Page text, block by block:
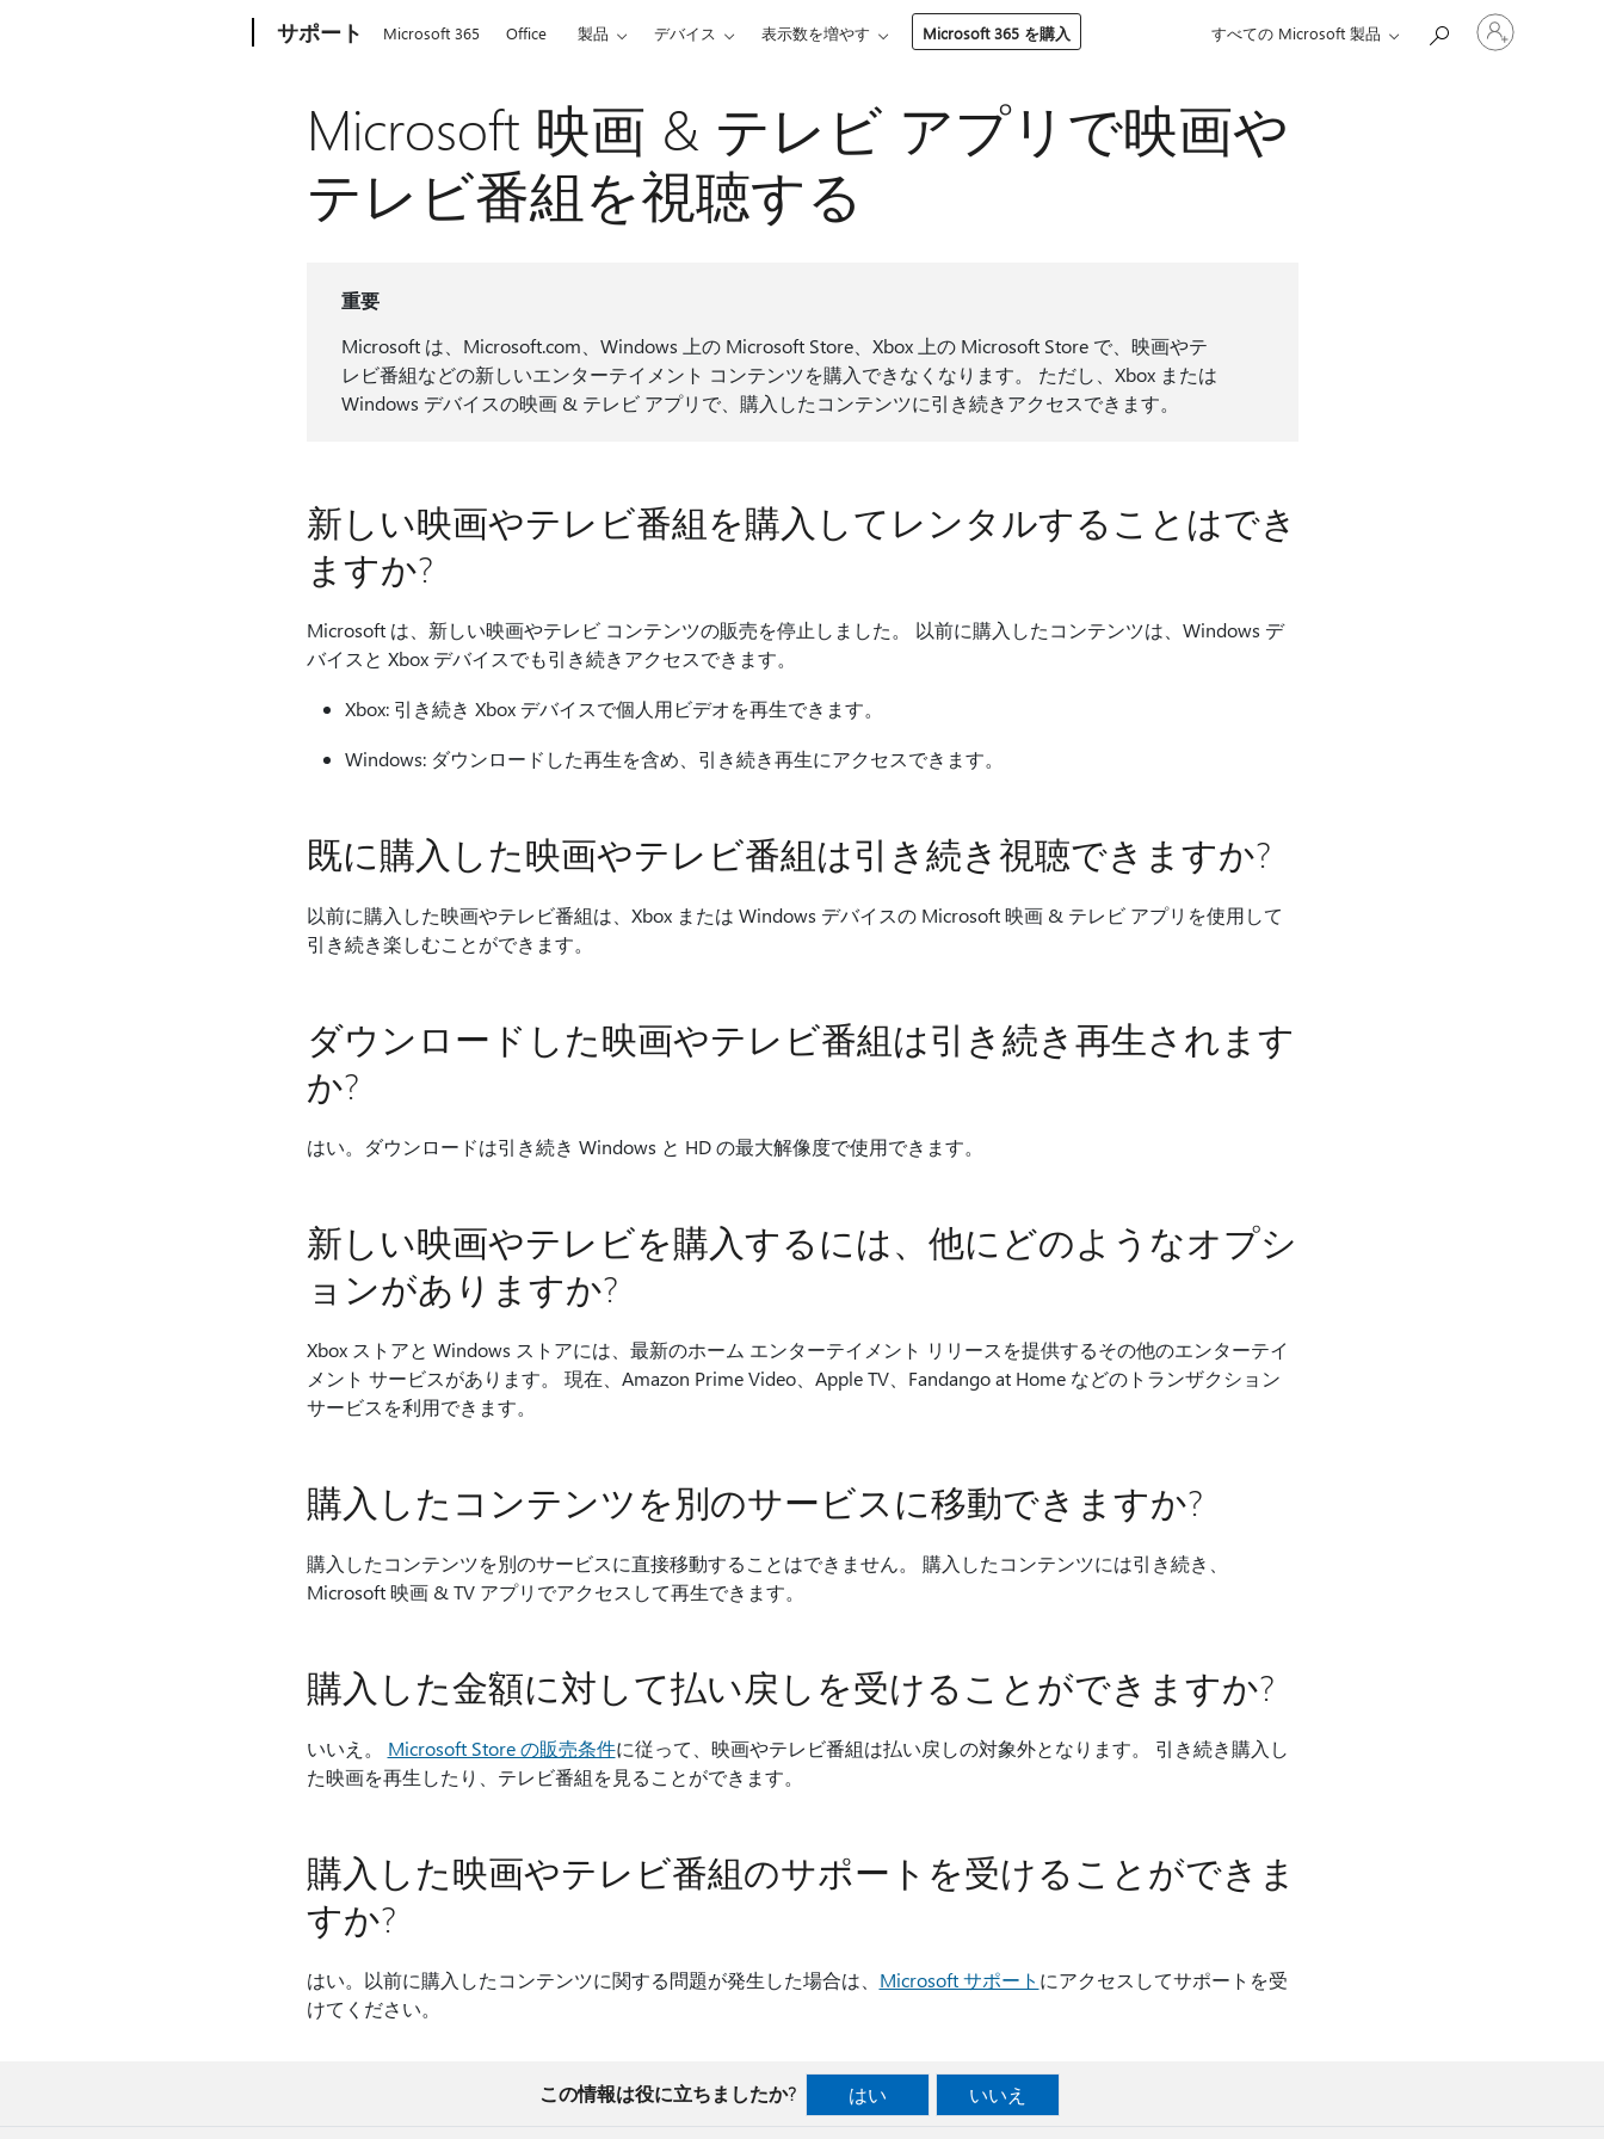
サポート Microsoft 365 Office 製品 デバイス 表示数を増やす Microsoft 365 を購入 すべての Microsoft 製品
カ
Microsoft 映画 & テレビ アプリで映画や
テレビ番組を視聴する
重要
Microsoft は、Microsoft.com、Windows 上の Microsoft Store、Xbox 上の Microsoft Store で、映画やテ
レビ番組などの新しいエンターテイメント コンテンツを購入できなくなります。 ただし、Xbox または
Windows デバイスの映画 & テレビ アプリで、購入したコンテンツに引き続きアクセスできます。
新しい映画やテレビ番組を購入してレンタルすることはでき
ますか?
Microsoft は、新しい映画やテレビ コンテンツの販売を停止しました。 以前に購入したコンテンツは、Windows デ
バイスと Xbox デバイスでも引き続きアクセスできます。
Xbox: 引き続き Xbox デバイスで個人用ビデオを再生できます。
Windows: ダウンロードした再生を含め、引き続き再生にアクセスできます。
既に購入した映画やテレビ番組は引き続き視聴できますか?
以前に購入した映画やテレビ番組は、Xbox または Windows デバイスの Microsoft 映画 & テレビ アプリを使用して
引き続き楽しむことができます。
ダウンロードした映画やテレビ番組は引き続き再生されます
か?
はい。ダウンロードは引き続き Windows と HD の最大解像度で使用できます。
新しい映画やテレビを購入するには、他にどのようなオプシ
ョンがありますか?
Xbox ストアと Windows ストアには、最新のホーム エンターテイメント リリースを提供するその他のエンターテイ
メント サービスがあります。 現在、Amazon Prime Video、Apple TV、Fandango at Home などのトランザクション
サービスを利用できます。
購入したコンテンツを別のサービスに移動できますか?
購入したコンテンツを別のサービスに直接移動することはできません。 購入したコンテンツには引き続き、
Microsoft 映画 & TV アプリでアクセスして再生できます。
購入した金額に対して払い戻しを受けることができますか?
いいえ。 Microsoft Store の販売条件に従って、映画やテレビ番組は払い戻しの対象外となります。 引き続き購入し
た映画を再生したり、テレビ番組を見ることができます。
購入した映画やテレビ番組のサポートを受けることができま
すか?
はい。以前に購入したコンテンツに関する問題が発生した場合は、 Microsoft サポート にアクセスしてサポートを受
けてください。
この情報は役に立ちましたか? はい いいえ